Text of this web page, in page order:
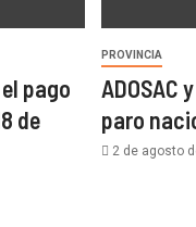
pago
de
PROVINCIA
ADOSAC
paro
2 de agosto